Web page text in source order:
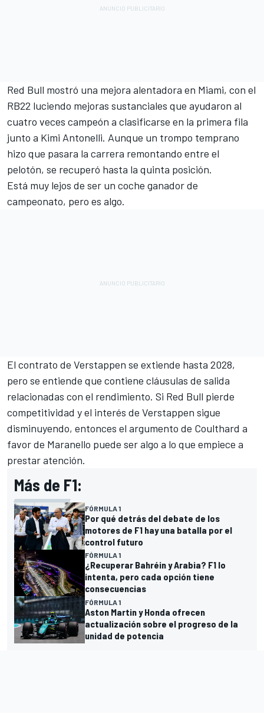
Red Bull mostró una mejora alentadora en Miami, con el
RB22 luciendo mejoras sustanciales que ayudaron al
cuatro veces campeón a clasificarse en la primera fila
junto a Kimi Antonelli. Aunque un trompo temprano
hizo que pasara la carrera remontando entre el
pelotón, se recuperó hasta la quinta posición.
Está muy lejos de ser un coche ganador de
campeonato, pero es algo.
El contrato de Verstappen se extiende hasta 2028,
pero se entiende que contiene cláusulas de salida
relacionadas con el rendimiento. Si Red Bull pierde
competitividad y el interés de Verstappen sigue
disminuyendo, entonces el argumento de Coulthard a
favor de Maranello puede ser algo a lo que empiece a
prestar atención.
Más de F1:
FÓRMULA 1
Por qué detrás del debate de los
motores de F1 hay una batalla por el
control futuro
FÓRMULA 1
¿Recuperar Bahréin y Arabia? F1 lo
intenta, pero cada opción tiene
consecuencias
FÓRMULA 1
Aston Martin y Honda ofrecen
actualización sobre el progreso de la
unidad de potencia